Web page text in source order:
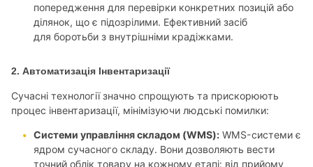
попередження для перевірки конкретних позицій або
ділянок, що є підозрілими. Ефективний засіб
для боротьби з внутрішніми крадіжками.
2. Автоматизація Інвентаризації
Сучасні технології значно спрощують та прискорюють
процес інвентаризації, мінімізуючи людські помилки:
Системи управління складом (WMS): WMS-системи є
ядром сучасного складу. Вони дозволяють вести
точний облік товару на кожному етапі: від прийому